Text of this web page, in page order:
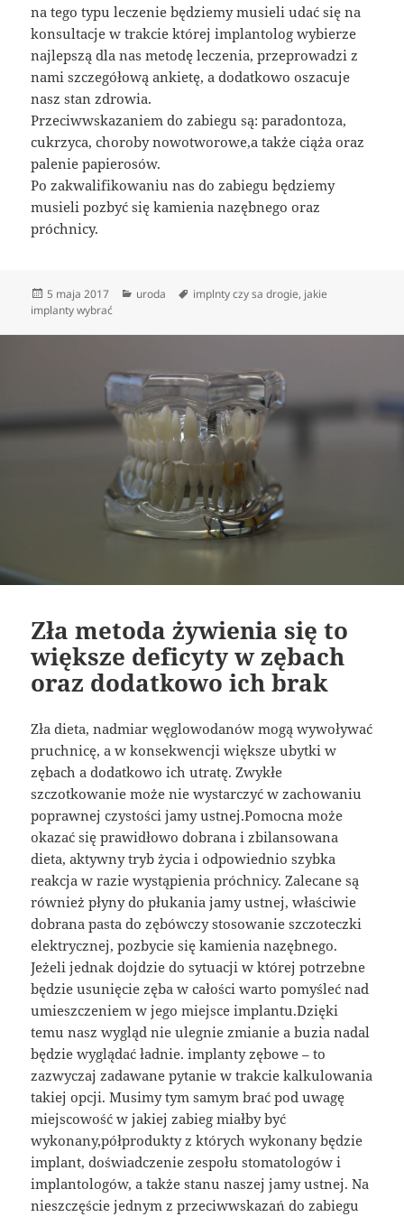
na tego typu leczenie będziemy musieli udać się na
konsultacje w trakcie której implantolog wybierze
najlepszą dla nas metodę leczenia, przeprowadzi z
nami szczegółową ankietę, a dodatkowo oszacuje
nasz stan zdrowia.
Przeciwwskazaniem do zabiegu są: paradontoza,
cukrzyca, choroby nowotworowe,a także ciąża oraz
palenie papierosów.
Po zakwalifikowaniu nas do zabiegu będziemy
musieli pozbyć się kamienia nazębnego oraz
próchnicy.
Data
publikacji
5 maja 2017 Kategorie
uroda Tagi
implnty czy sa drogie, jakie
implanty wybrać
Zła metoda żywienia się to
większe deficyty w zębach
oraz dodatkowo ich brak
Zła dieta, nadmiar węglowodanów mogą wywoływać
pruchnicę, a w konsekwencji większe ubytki w
zębach a dodatkowo ich utratę. Zwykłe
szczotkowanie może nie wystarczyć w zachowaniu
poprawnej czystości jamy ustnej.Pomocna może
okazać się prawidłowo dobrana i zbilansowana
dieta, aktywny tryb życia i odpowiednio szybka
reakcja w razie wystąpienia próchnicy. Zalecane są
również płyny do płukania jamy ustnej, właściwie
dobrana pasta do zębówczy stosowanie szczoteczki
elektrycznej, pozbycie się kamienia nazębnego.
Jeżeli jednak dojdzie do sytuacji w której potrzebne
będzie usunięcie zęba w całości warto pomyśleć nad
umieszczeniem w jego miejsce implantu.Dzięki
temu nasz wygląd nie ulegnie zmianie a buzia nadal
będzie wyglądać ładnie. implanty zębowe – to
zazwyczaj zadawane pytanie w trakcie kalkulowania
takiej opcji. Musimy tym samym brać pod uwagę
miejscowość w jakiej zabieg miałby być
wykonany,półprodukty z których wykonany będzie
implant, doświadczenie zespołu stomatologów i
implantologów, a także stanu naszej jamy ustnej. Na
nieszczęście jednym z przeciwwskazań do zabiegu